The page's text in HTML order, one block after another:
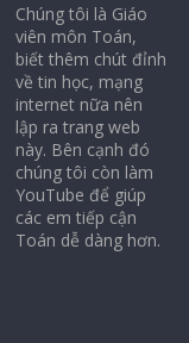
Chúng tôi là Giáo
viên môn Toán,
biết thêm chút đỉnh
về tin học, mạng
internet nữa nên
lập ra trang web
này. Bên cạnh đó
chúng tôi còn làm
YouTube để giúp
các em tiếp cận
Toán dễ dàng hơn.